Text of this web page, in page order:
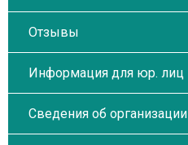
Отзывы
Информация для юр. лиц
Сведения об организации